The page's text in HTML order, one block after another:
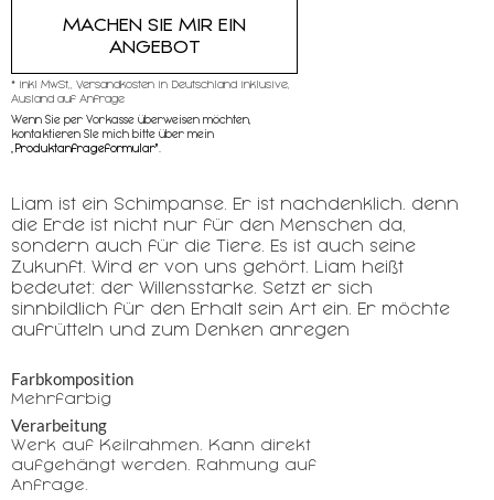
MACHEN SIE MIR EIN
ANGEBOT
* inkl MwSt,, Versandkosten in Deutschland inklusive,
Ausland auf Anfrage
Wenn Sie per Vorkasse überweisen möchten,
kontaktieren SIe mich bitte über mein
Produktanfrageformular"
Liam ist ein Schimpanse. Er ist nachdenklich. denn
die Erde ist nicht nur für den Menschen da,
sondern auch für die Tiere. Es ist auch seine
Zukunft. Wird er von uns gehört. Liam heißt
bedeutet: der Willensstarke. Setzt er sich
sinnbildlich für den Erhalt sein Art ein. Er möchte
aufrütteln und zum Denken anregen
Farbkomposition
Mehrfarbig
Verarbeitung
Werk auf Keilrahmen. Kann direkt
aufgehängt werden. Rahmung auf
Anfrage.